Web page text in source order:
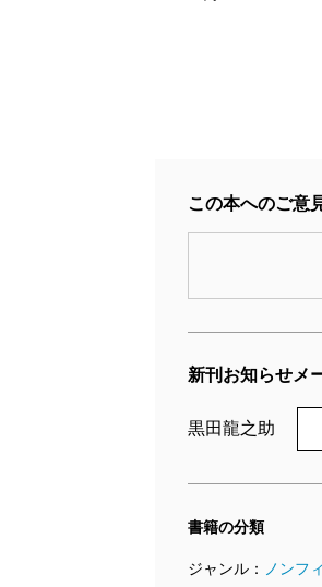
この本へのご意
新刊お知らせメ
黒田龍之助
書籍の分類
ジャンル： ノンフ